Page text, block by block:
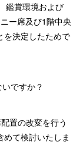
鑑賞環境および
ー席及び1階中央
を決定したためで
ですか？
置の改変を行う
て検討いたしま